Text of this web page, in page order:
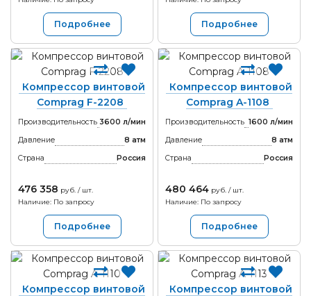
Подробнее Подробнее
Компрессор винтовой
Comprag F-2208
Производительность 3600 л/мин
Давление
8 атм
Страна
Россия
476 358 руб. / шт.
Наличие: По запросу
Подробнее
Компрессор винтовой
Comprag A-1108
Производительность 1600 л/мин
Давление
8 атм
Страна
Россия
480 464 руб. / шт.
Наличие: По запросу
Подробнее
Компрессор винтовой
Компрессор винтовой